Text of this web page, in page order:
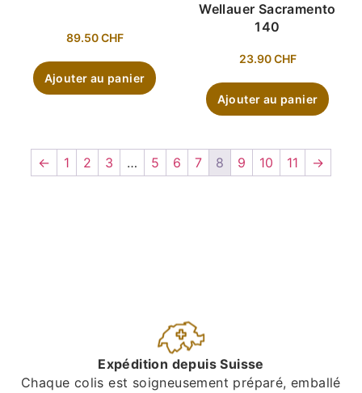
89.50CHF
Ajouter au panier
Wellauer Sacramento
140
23.90CHF
Ajouter au panier
← 1 2 3 … 5 6 7 8 9 10 11 →
Expédition depuis Suisse
Chaque colis est soigneusement préparé, emballé